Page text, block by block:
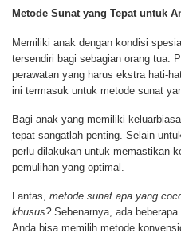
Metode Sunat yang Tepat untuk
Memiliki anak dengan kondisi
tersendiri bagi sebagian orang tua.
perawatan yang harus ekstra hati-
ini termasuk untuk metode sunat
Bagi anak yang memiliki
tepat sangatlah penting. Selain
perlu dilakukan untuk memastikan
pemulihan yang optimal.
Lantas, metode sunat apa yang
khusus? Sebenarnya, ada
Anda bisa memilih metode